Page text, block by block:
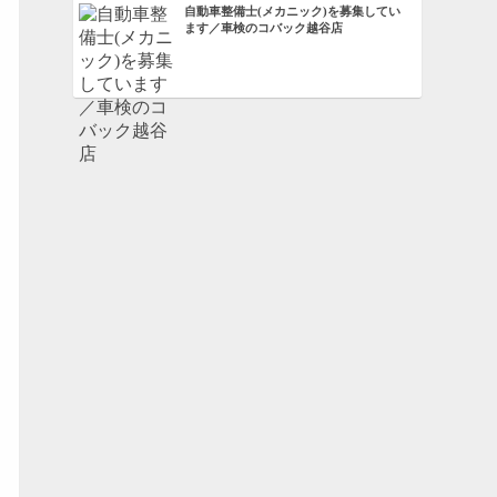
自動車整備士(メカニック)を募集してい
ます／車検のコバック越谷店